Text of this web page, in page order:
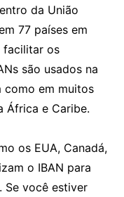
da União
77 países em
facilitar os
são usados na
como em muitos
África e Caribe.
os EUA, Canadá,
o IBAN para
Se você estiver